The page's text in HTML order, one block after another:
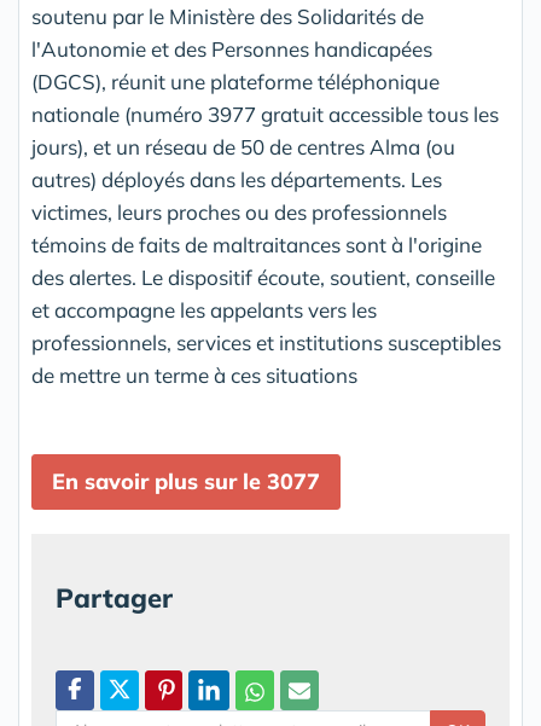
soutenu par le Ministère des Solidarités de
l'Autonomie et des Personnes handicapées
(DGCS), réunit une plateforme téléphonique
nationale (numéro 3977 gratuit accessible tous les
jours), et un réseau de 50 de centres Alma (ou
autres) déployés dans les départements. Les
victimes, leurs proches ou des professionnels
témoins de faits de maltraitances sont à l'origine
des alertes. Le dispositif écoute, soutient, conseille
et accompagne les appelants vers les
professionnels, services et institutions susceptibles
de mettre un terme à ces situations
En savoir plus sur le 3077
Partager